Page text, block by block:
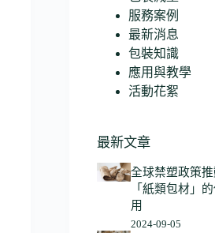
服務案例
最新消息
包裝知識
應用與教學
活動花絮
最新文章
全球禁塑政策推
「紙類包材」
用
2024-09-05